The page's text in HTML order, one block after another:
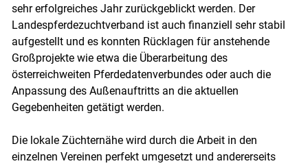
sehr erfolgreiches Jahr zurückgeblickt werden. Der
Landespferdezuchtverband ist auch finanziell sehr stabil
aufgestellt und es konnten Rücklagen für anstehende
Großprojekte wie etwa die Überarbeitung des
österreichweiten Pferdedatenverbundes oder auch die
Anpassung des Außenauftritts an die aktuellen
Gegebenheiten getätigt werden.
Die lokale Züchternähe wird durch die Arbeit in den
einzelnen Vereinen perfekt umgesetzt und andererseits